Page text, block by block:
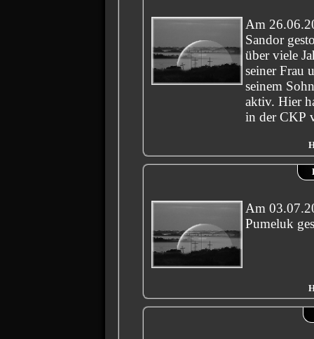
Am
Sandor
über viele
seiner Frau
seinem
aktiv. Hier
in der CKP
Am
Pumeluk